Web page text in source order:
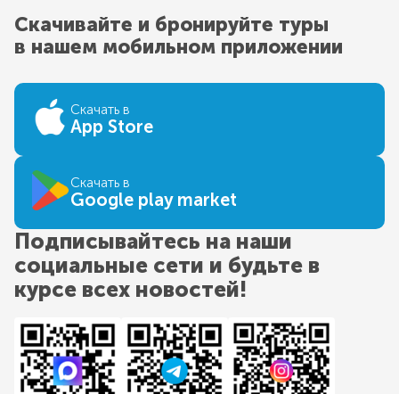
Скачивайте и бронируйте туры
в нашем мобильном приложении
Скачать в
App Store
Скачать в
Google play market
Подписывайтесь на наши
социальные сети и будьте в
курсе всех новостей!